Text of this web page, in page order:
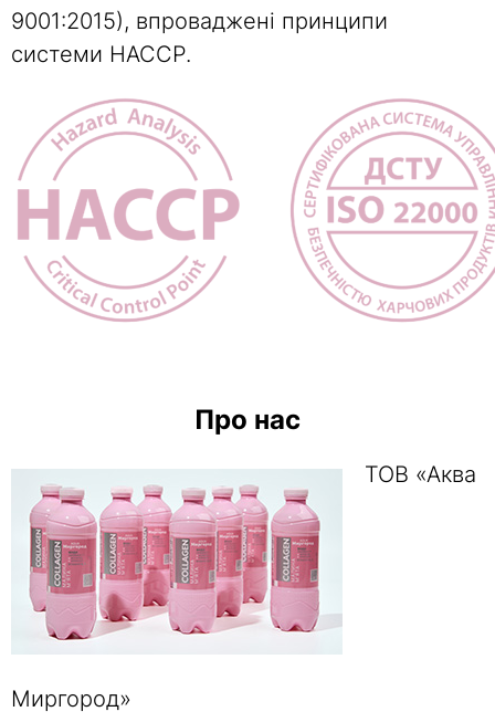
9001:2015), впроваджені принципи
системи НАССР.
Про нас
ТОВ «Аква
Миргород»